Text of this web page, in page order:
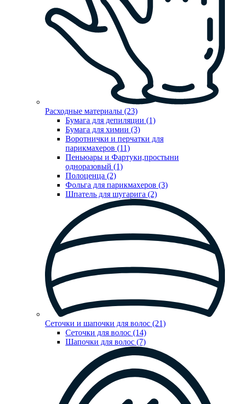
Расходные материалы (23)
Бумага для депиляции (1)
Бумага для химии (3)
Воротнички и перчатки для
парикмахеров (11)
Пеньюары и Фартуки,простыни
одноразовый (1)
Полоценца (2)
Фольга для парикмахеров (3)
Шпатель для шугарига (2)
Сеточки и шапочки для волос (21)
Сеточки для волос (14)
Шапочки для волос (7)